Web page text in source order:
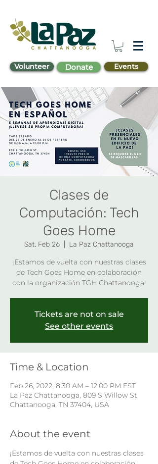
Volunteer Donate Events
Clases de
Computación: Tech
Goes Home
Sat, Feb 26 La Paz Chattanooga
¡Estamos de vuelta con nuestras clases
de Tech Goes Home en colaboración
con la organización TGH Chattanooga!
Tickets are not on sale
See other events
Time & Location
Feb 26, 2022, 8:30 AM – 12:00 PM EST
La Paz Chattanooga, 809 S Willow St,
Chattanooga, TN 37404, USA
About the event
¡Estamos de vuelta con nuestras clases